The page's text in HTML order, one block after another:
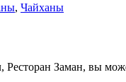
, Чайханы
Заман, вы